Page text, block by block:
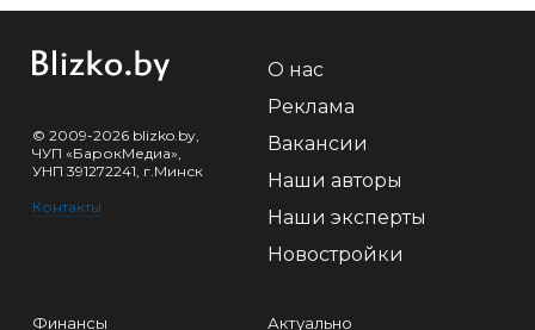
© 2009-2026 blizko.by,
ЧУП «БарокМедиа»,
УНП 391272241, г.Минск
Контакты
О нас
Реклама
Вакансии
Наши авторы
Наши эксперты
Новостройки
Финансы
Актуально